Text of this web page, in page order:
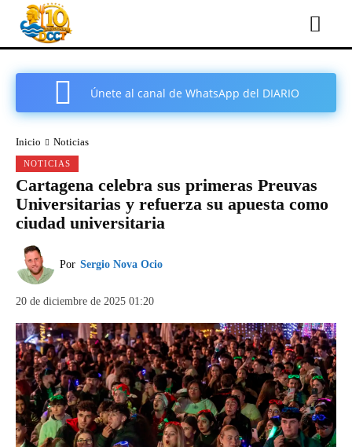
Únete al canal de WhatsApp del DIARIO
Inicio Noticias
NOTICIAS
Cartagena celebra sus primeras Preuvas
Universitarias y refuerza su apuesta como
ciudad universitaria
Por Sergio Nova Ocio
20 de diciembre de 2025 01:20